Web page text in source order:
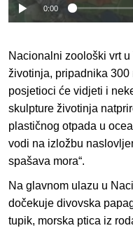
MAGAZIN
Learning English
PRATITE NAS
Jezici
0:00
Nacionalni zoološki vrt
životinja, pripadnika 300
posjetioci će vidjeti i
skulpture životinja
plastičnog otpada u
vodi na izložbu
spašava mora“.
Na glavnom ulazu u
dočekuje divovska
tupik, morska ptica iz